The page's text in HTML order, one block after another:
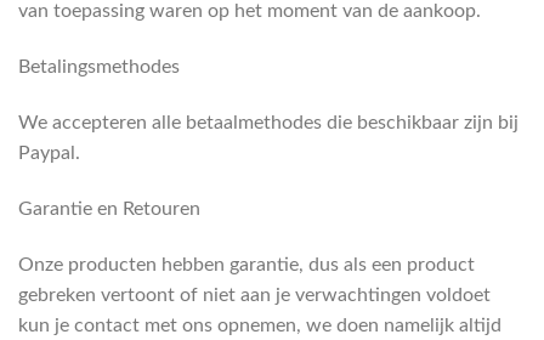
van toepassing waren op het moment van de aankoop.
Betalingsmethodes
We accepteren alle betaalmethodes die beschikbaar zijn bij
Paypal.
Garantie en Retouren
Onze producten hebben garantie, dus als een product
gebreken vertoont of niet aan je verwachtingen voldoet
kun je contact met ons opnemen, we doen namelijk altijd